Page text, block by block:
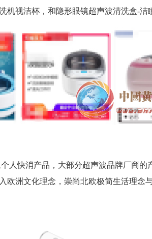
视洁杯，和隐形眼镜超声波清洗盒-洁
快消产品，大部分超声波品牌厂商
洲文化理念，崇尚北欧极简生活理